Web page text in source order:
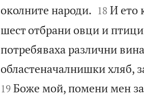
околните народи.
18 И ето
шест отбрани овци и птици
потребяваха различни
областеначалнишки хляб,
19 Боже мой, помени мен